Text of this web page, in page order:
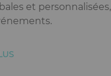
et personnalisées,